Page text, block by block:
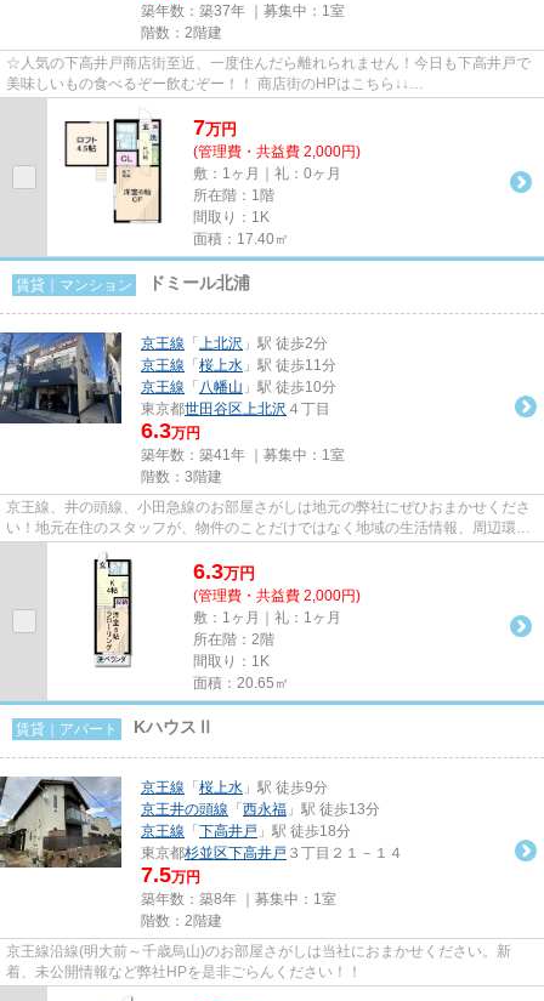
築年数：築37年 ｜募集中： 1室
階数：2階建
☆人気の下高井戸商店街至近、一度住んだら離れられません！今日も下高井戸で
美味しいもの食べるぞー飲むぞー！！ 商店街のHPはこちら↓↓
http://www.shimotaka.or.jp/
7万円
(管理費・共益費 2,000円)
敷：1ヶ月｜礼：0ヶ月
所在階：1階
間取り：1K
面積：17.40㎡
賃貸｜マンション ドミール北浦
京王線 「 上北沢 」駅 徒歩2分
京王線 「 桜上水 」駅 徒歩11分
京王線 「 八幡山 」駅 徒歩10分
東京都世田谷区上北沢 ４丁目
6.3万円
築年数：築41年 ｜募集中： 1室
階数：3階建
京王線、井の頭線、小田急線のお部屋さがしは地元の弊社にぜひおまかせくださ
い！地元在住のスタッフが、物件のことだけではなく地域の生活情報、周辺環境
などもしっかりご説明します...
6.3万円
(管理費・共益費 2,000円)
敷：1ヶ月｜礼：1ヶ月
所在階：2階
間取り：1K
面積：20.65㎡
賃貸｜アパート KハウスⅡ
京王線 「 桜上水 」駅 徒歩9分
京王井の頭線 「 西永福 」駅 徒歩13分
京王線 「 下高井戸 」駅 徒歩18分
東京都杉並区下高井戸 ３丁目２１－１４
7.5万円
築年数：築8年 ｜募集中： 1室
階数：2階建
京王線沿線(明大前～千歳烏山)のお部屋さがしは当社におまかせください。新
着、未公開情報など弊社HPを是非ごらんください！！